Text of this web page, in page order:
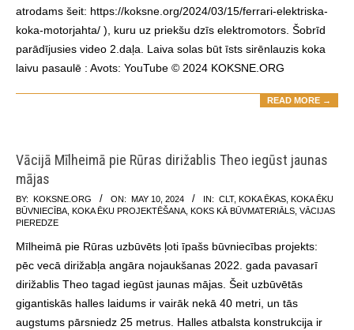
atrodams šeit: https://koksne.org/2024/03/15/ferrari-elektriska-
koka-motorjahta/ ), kuru uz priekšu dzīs elektromotors. Šobrīd
parādījusies video 2.daļa. Laiva solas būt īsts sirēnlauzis koka
laivu pasaulē : Avots: YouTube © 2024 KOKSNE.ORG
READ MORE →
Vācijā Mīlheimā pie Rūras dirižablis Theo iegūst jaunas
mājas
2024-
05-
BY: KOKSNE.ORG ON: MAY 10, 2024 IN: CLT, KOKA ĒKAS KOKA ĒKU
BŪVNIECĪBA KOKA ĒKU PROJEKTĒŠANA KOKS KĀ BŪVMATERIĀLS VĀCIJAS
PIEREDZE
Mīlheimā pie Rūras uzbūvēts ļoti īpašs būvniecības projekts:
pēc vecā dirižabļa angāra nojaukšanas 2022. gada pavasarī
dirižablis Theo tagad iegūst jaunas mājas. Šeit uzbūvētās
gigantiskās halles laidums ir vairāk nekā 40 metri, un tās
augstums pārsniedz 25 metrus. Halles atbalsta konstrukcija ir